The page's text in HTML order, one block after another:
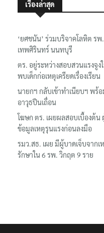
เรื่องล่าสุด
‘ยศชนัน’ ร่วมบริจาคโลหิต รพ
เทพศิรินทร์ นนทบุรี
ตร. อยู่ระหว่างสอบสวนแรงจูง
พบเด็กก่อเหตุเครียดเรื่องเรียน
นายกฯ กลับเข้าทำเนียบฯ พ
อาวุธปืนเถื่อน
โฆษก ตร. เผยผลสอบเบื้องต้น
ข้อมูลเหตุรุนแรงก่อนลงมือ
รมว.สธ. เผย มีผู้บาดเจ็บจากเ
รักษาใน 6 รพ. วิกฤต 9 ราย